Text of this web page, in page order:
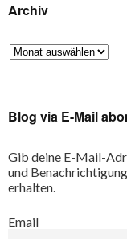
Archiv
Blog via E-Mail
Gib deine E-Mail-
und
erhalten.
Email